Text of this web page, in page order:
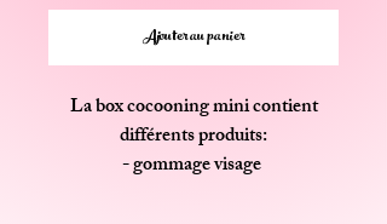
Ajouter au panier
La box cocooning mini contient
différents produits:
- gommage visage